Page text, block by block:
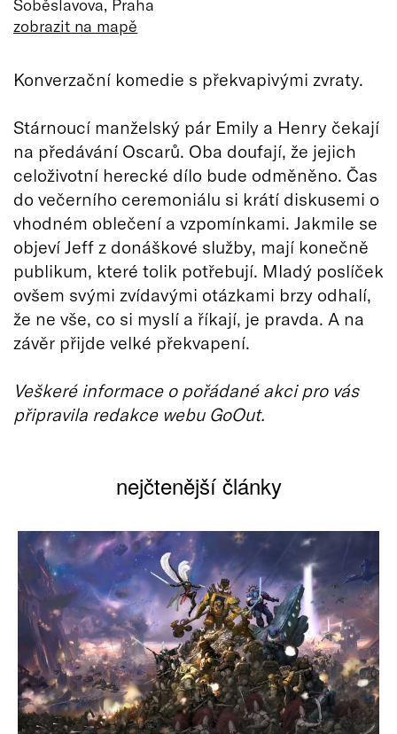
Soběslavova, Praha
zobrazit na mapě
Konverzační komedie s překvapivými zvraty.
Stárnoucí manželský pár Emily a Henry čekají
na předávání Oscarů. Oba doufají, že jejich
celoživotní herecké dílo bude odměněno. Čas
do večerního ceremoniálu si krátí diskusemi o
vhodném oblečení a vzpomínkami. Jakmile se
objeví Jeff z donáškové služby, mají konečně
publikum, které tolik potřebují. Mladý poslíček
ovšem svými zvídavými otázkami brzy odhalí,
že ne vše, co si myslí a říkají, je pravda. A na
závěr přijde velké překvapení.
Veškeré informace o pořádané akci pro vás
připravila redakce webu GoOut.
nejčtenější články